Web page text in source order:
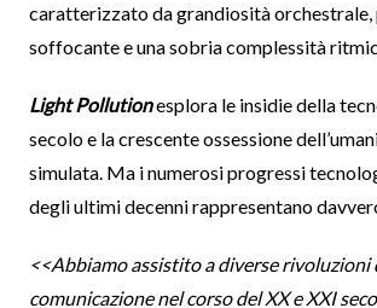
caratterizzato da grandiosità orchestrale,
soffocante e una sobria complessità
Light Pollutionesplora le insidie ​​della
secolo e la crescente ossessione
simulata. Ma i numerosi progressi
degli ultimi decenni rappresentano
<<Abbiamo assistito a diverse rivoluzioni
comunicazione nel corso del XX e XXI